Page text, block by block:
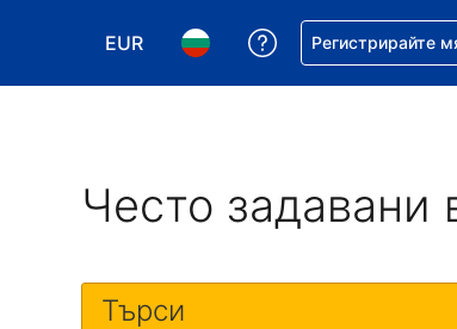
EUR
Избор на валута. Избрана валута -
Избор на език. Избран език
Помощ с
Регистрирайте
Често задавани
Търси